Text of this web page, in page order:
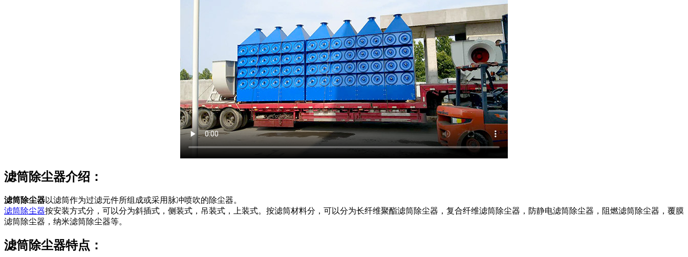
滤筒除尘器介绍：
滤筒除尘器以滤筒作为过滤元件所组成或采用脉冲喷吹的除尘器。
滤筒除尘器按安装方式分，可以分为斜插式，侧装式，吊装式，上装式。按滤筒材料分，可以分为长纤维聚酯滤筒除尘器，复合纤维滤筒除尘器，防静电滤筒除尘器，阻燃滤筒除尘器，覆膜
滤筒除尘器，纳米滤筒除尘器等。
滤筒除尘器特点：